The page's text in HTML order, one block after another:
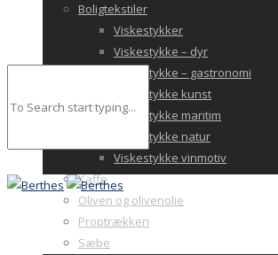
Boligtekstiler
Viskestykker
Viskestykke – dyr
Viskestykke – gastronomi
Viskestykke kunst
Viskestykke maritim
Viskestykke natur
Viskestykke vinmotiv
Kaffe
Oliven og olivenolie
Proptrækkeri
Sæbe